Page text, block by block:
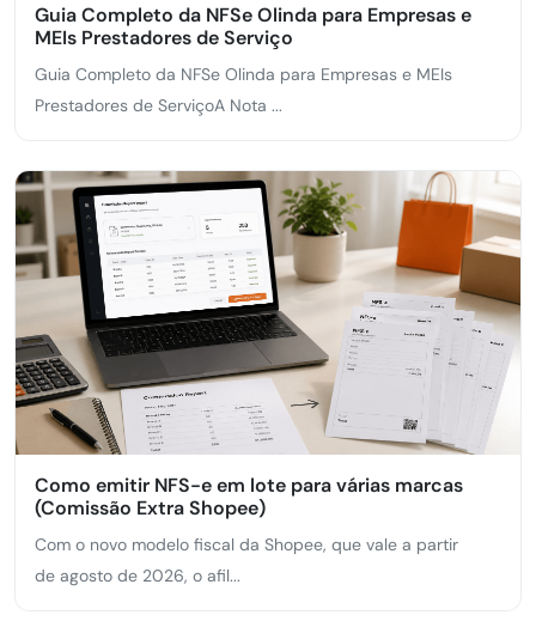
Guia Completo da NFSe Olinda para Empresas e
MEIs Prestadores de Serviço
Guia Completo da NFSe Olinda para Empresas e MEIs
Prestadores de ServiçoA Nota ...
Como emitir NFS-e em lote para várias marcas
(Comissão Extra Shopee)
Com o novo modelo fiscal da Shopee, que vale a partir
de agosto de 2026, o afil...